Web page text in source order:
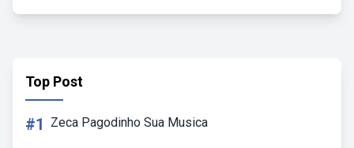
Top Post
#1 Zeca Pagodinho Sua Musica